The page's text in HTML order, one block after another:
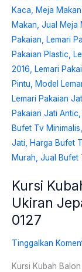
Kursi
Ukiran
0127
Tinggalkan
Kursi Kubah